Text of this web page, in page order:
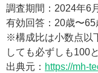
調査期間：2024年6
有効回答：20歳〜
※構成比は小数点以
しても必ずしも100
出典元： https://mh-